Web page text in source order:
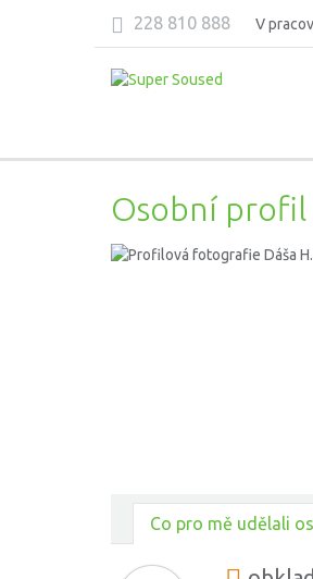
228 810 888 V
Osobní profil
Co pro mě udělali